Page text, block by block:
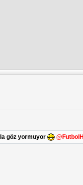
göz yormuyor